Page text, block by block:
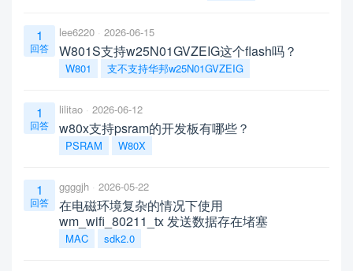
1
回答
lee6220 2026-06-15
W801S支持w25N01GVZEIG这个flash吗？
W801 支不支持华邦w25N01GVZEIG
1
回答
lilitao 2026-06-12
w80x支持psram的开发板有哪些？
PSRAM W80X
1
回答
ggggjh 2026-05-22
在电磁环境复杂的情况下使用
wm_wifi_80211_tx 发送数据存在堵塞
MAC sdk2.0